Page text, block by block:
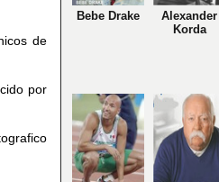
de
por
Bebe Drake
Alexander
Korda